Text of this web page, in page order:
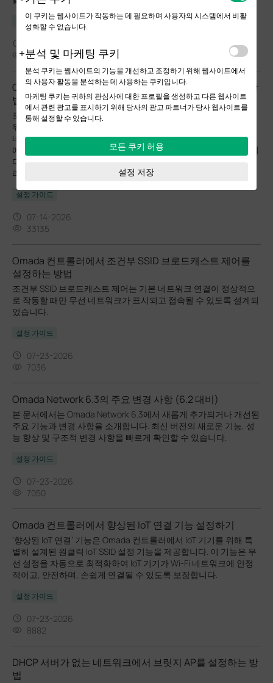
설정 가이드
6439
Omada 컨트롤러(v6.2 이상)에서 포털 인증을 설정하는 방
법
포털 인증은 음식점이나 슈퍼마켓의 고객과 같이 일시적으로 네트
워크에 접속해야 하는 클라이언트에게 인증 서비스를 제공합니다.
네트워크에 접속하려면 이러한 클라이언트는 인증 로그인 페이지
에 접속한 후 올바른 로그인 정보를 입력하여 인증을 완료해야 합니
다. 또한 인증 로그인 페이지를 사용자 지정하고, 인증을 완료한 클
라이언트가 리디렉션될 URL을 지정할 수 있습니다.
설정 가이드
07-14-2026
33135
Omada 컨트롤러에서 조건부 SSID 브로드캐스트 제어를
설정하는 방법
조건부 SSID 브로드캐스트 제어는 기본 네트워크 연결이 정상적으
로 작동할 때만 무선 네트워크가 표시되고 접속될 수 있도록 설계되
었습니다.
설정 가이드
07-23-2026
7036
Omada Network 6.3의 주요 변경 사항 (6.2 대비)
본 문서에서는 Omada Network 6.3에서 새롭게 추가되거나 개선된
주요 기능과 변경 사항을 소개합니다. 최신 버전의 새로운 기능, 성
능 향상 및 구조적 변경 사항을 빠르게 확인할 수 있습니다.
설정 가이드
07-23-2026
7050
Omada 컨트롤러에서 향상된 IoT 연결 기능 설정하기
‘향상된 IoT 연결’ 기능은 Omada 컨트롤러에서 IoT 기기를 위해 특
별히 설계된 원클릭 IoT SSID 설정 기능을 제공합니다. 이 기능은 무
선 설정을 자동으로 최적화하여 IoT 기기가 Wi-Fi 네트워크에 안정
적이고, 안전하며, 손쉽게 연결될 수 있도록 보장합니다.
설정 가이드
07-23-2026
8882
DHCP 서버가 없는 네트워크에서 브릿지 AP를 설정하는 방
법
이 쿠키는 웹사이트가 작동하는 데 필요하며 사용자의 시스템에서 비활
성화할 수 없습니다.
분석 및 마케팅 쿠키
분석 쿠키는 웹사이트의 기능을 개선하고 조정하기 위해 웹사이트에서
의 사용자 활동을 분석하는 데 사용하는 쿠키입니다.
마케팅 쿠키는 귀하의 관심사에 대한 프로필을 생성하고 다른 웹사이트
에서 관련 광고를 표시하기 위해 당사의 광고 파트너가 당사 웹사이트를
통해 설정할 수 있습니다.
모든 쿠키 허용
설정 저장